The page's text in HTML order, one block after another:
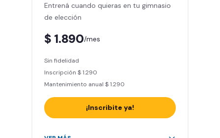
Smart Fit App – Tu entrenamiento
en la palma de tu mano
sedes del país y Latinoamérica
pases mensuales
Acceso a sillones de masaje
Entrená cuando quieras en tu gimnasio
de elección
$ 1.890/mes
Sin fidelidad
Inscripción $ 1.290
Mantenimiento anual $ 1.290
¡Inscribite ya!
Área de peso libre, peso